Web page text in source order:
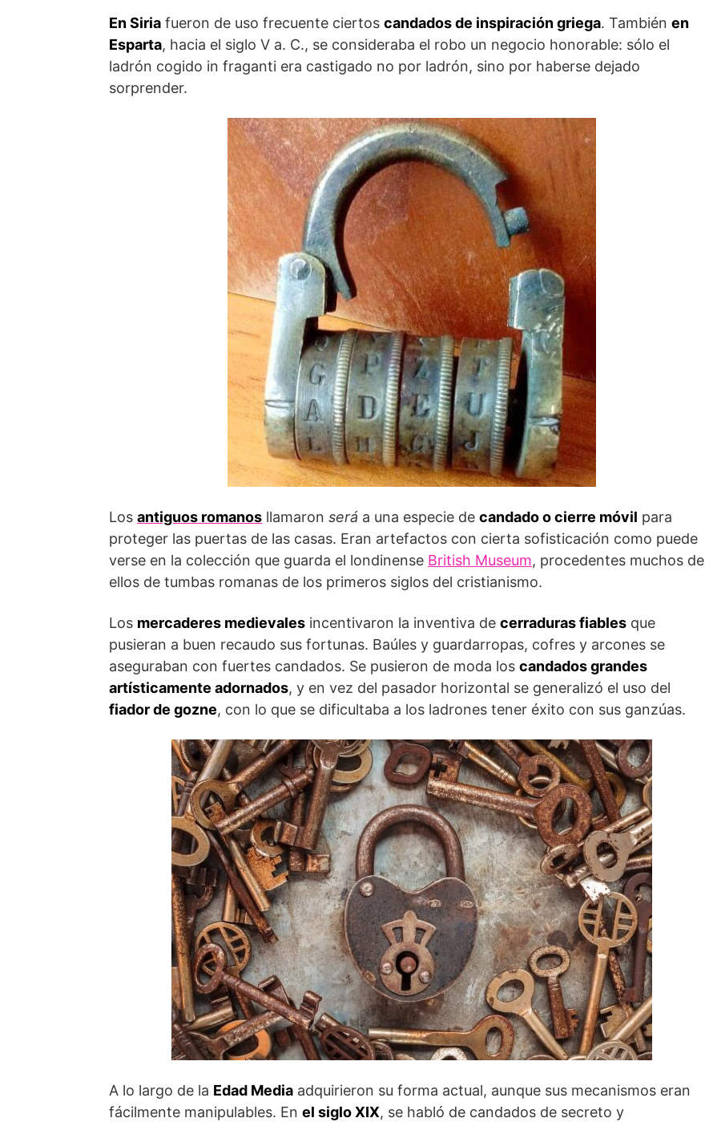
En Siria fueron de uso frecuente ciertos candados de inspiración griega. También en
Esparta, hacia el siglo V a. C., se consideraba el robo un negocio honorable: sólo el
ladrón cogido in fraganti era castigado no por ladrón, sino por haberse dejado
sorprender.
Los antiguos romanos llamaron será a una especie de candado o cierre móvil para
proteger las puertas de las casas. Eran artefactos con cierta sofisticación como puede
verse en la colección que guarda el londinense British Museum, procedentes muchos de
ellos de tumbas romanas de los primeros siglos del cristianismo.
Los mercaderes medievales incentivaron la inventiva de cerraduras fiables que
pusieran a buen recaudo sus fortunas. Baúles y guardarropas, cofres y arcones se
aseguraban con fuertes candados. Se pusieron de moda los candados grandes
artísticamente adornados, y en vez del pasador horizontal se generalizó el uso del
fiador de gozne, con lo que se dificultaba a los ladrones tener éxito con sus ganzúas.
A lo largo de la Edad Media adquirieron su forma actual, aunque sus mecanismos eran
fácilmente manipulables. En el siglo XIX, se habló de candados de secreto y